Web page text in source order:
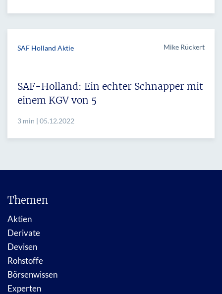
SAF Holland Aktie Mike Rückert
SAF-Holland: Ein echter Schnapper mit
einem KGV von 5
3 min | 05.12.2022
Themen
Aktien
Derivate
Devisen
Rohstoffe
Börsenwissen
Experten